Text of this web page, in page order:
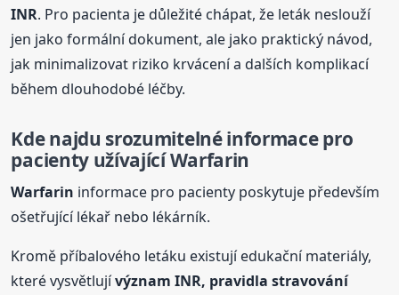
INR. Pro pacienta je důležité chápat, že leták neslouží
jen jako formální dokument, ale jako praktický návod,
jak minimalizovat riziko krvácení a dalších komplikací
během dlouhodobé léčby.
Kde najdu srozumitelné informace pro
pacienty užívajícíWarfarin
Warfarin informace pro pacienty poskytuje především
ošetřující lékař nebo lékárník.
Kromě příbalového letáku existují edukační materiály,
které vysvětlujívýznam INR, pravidla stravování